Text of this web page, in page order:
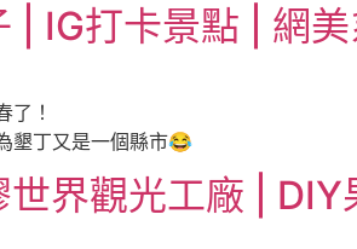
| IG打卡景點 | 網
了！
墾丁又是一個縣市😂
世界觀光工廠 |